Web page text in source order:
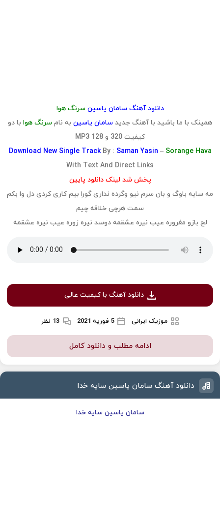
دانلود آهنگ سامان یاسین سرنگ هوا
همینک با ما باشید با آهنگ جدید سامان یاسین به نام سرنگ هوا با دو
کیفیت 320 و 128 MP3
Download New Single Track By : Saman Yasin – Sorange Hava
With Text And Direct Links
پخش شد لینک دانلود پایین
مه سایه باوگ و بان سرم نیو وگرده نداری گورا بیم کاری کردی دل وا بکم
سمت هرچی خلافه چیم
لج بازو مغروره عیب نیره عشقمه دوسد نیره زوره عیب نیره عشقمه
دانلود آهنگ با کیفیت عالی
موزیک ایرانی 5 فوریه 2021 13 نظر
ادامه مطلب و دانلود کامل
دانلود آهنگ سامان یاسین سایه خدا
سامان یاسین سایه خدا